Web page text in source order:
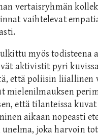
vertaisryhmän
vaihtelevat
myös todisteena
aktivistit pyri
että poliisin
mielenilmauksen
että tilanteissa kuvat
aikaan nopeasti
joka harvoin